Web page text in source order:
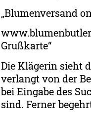
„Blumenversand
Grußkarte“
Die Klägerin sieht
verlangt von der
bei Eingabe des
sind. Ferner